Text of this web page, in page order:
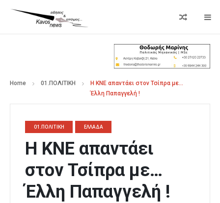
Home 01.ΠΟΛΙΤΙΚΗ
Η ΚΝΕ απαντάει στον Τσίπρα με…
Έλλη Παπαγγελή !
01.ΠΟΛΙΤΙΚΗ ΕΛΛΑΔΑ
Η ΚΝΕ απαντάει
στον Τσίπρα με…
Έλλη Παπαγγελή !